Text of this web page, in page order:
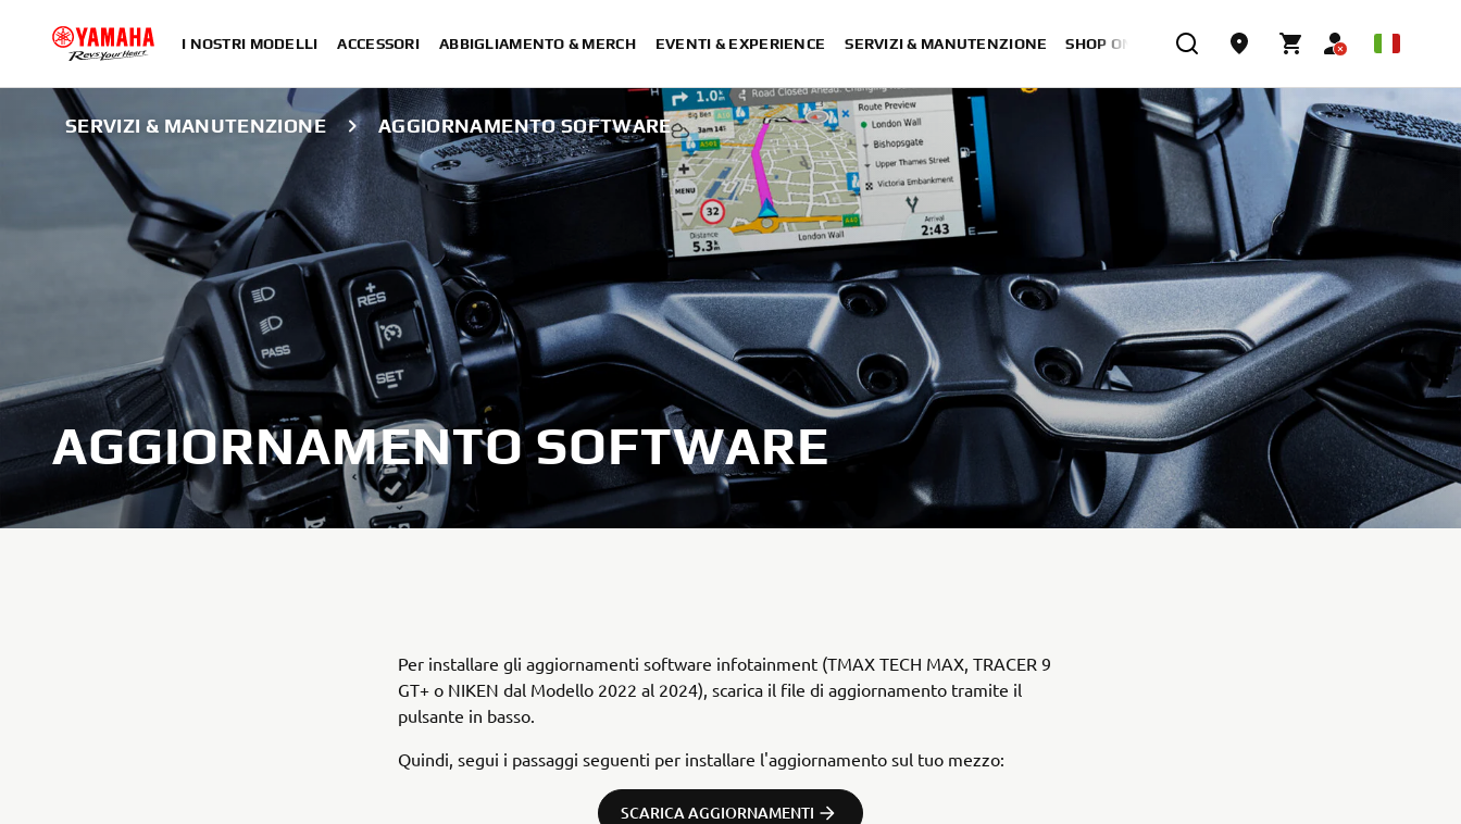
I NOSTRI MODELLI ACCESSORI ABBIGLIAMENTO & MERCH EVENTI & EXPERIENCE SERVIZI & MANUTENZIONE SHOP ONLINE
SERVIZI & MANUTENZIONE AGGIORNAMENTO SOFTWARE
AGGIORNAMENTO SOFTWARE
Per installare gli aggiornamenti software infotainment (TMAX TECH MAX, TRACER 9
GT+ o NIKEN dal Modello 2022 al 2024), scarica il file di aggiornamento tramite il
pulsante in basso.
Quindi, segui i passaggi seguenti per installare l'aggiornamento sul tuo mezzo:
SCARICA AGGIORNAMENTI